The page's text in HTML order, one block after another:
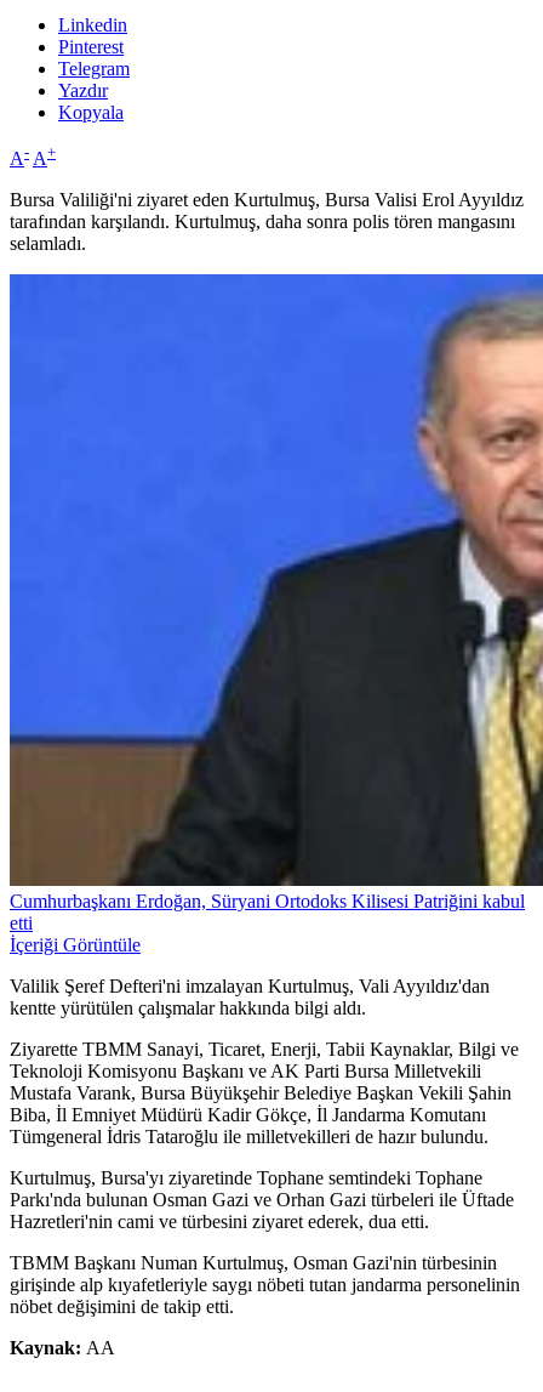
Linkedin
Pinterest
Telegram
Yazdır
Kopyala
A- A+
Bursa Valiliği'ni ziyaret eden Kurtulmuş, Bursa Valisi Erol Ayyıldız
tarafından karşılandı. Kurtulmuş, daha sonra polis tören mangasını
selamladı.
Cumhurbaşkanı Erdoğan, Süryani Ortodoks Kilisesi Patriğini kabul
etti
İçeriği Görüntüle
Valilik Şeref Defteri'ni imzalayan Kurtulmuş, Vali Ayyıldız'dan
kentte yürütülen çalışmalar hakkında bilgi aldı.
Ziyarette TBMM Sanayi, Ticaret, Enerji, Tabii Kaynaklar, Bilgi ve
Teknoloji Komisyonu Başkanı ve AK Parti Bursa Milletvekili
Mustafa Varank, Bursa Büyükşehir Belediye Başkan Vekili Şahin
Biba, İl Emniyet Müdürü Kadir Gökçe, İl Jandarma Komutanı
Tümgeneral İdris Tataroğlu ile milletvekilleri de hazır bulundu.
Kurtulmuş, Bursa'yı ziyaretinde Tophane semtindeki Tophane
Parkı'nda bulunan Osman Gazi ve Orhan Gazi türbeleri ile Üftade
Hazretleri'nin cami ve türbesini ziyaret ederek, dua etti.
TBMM Başkanı Numan Kurtulmuş, Osman Gazi'nin türbesinin
girişinde alp kıyafetleriyle saygı nöbeti tutan jandarma personelinin
nöbet değişimini de takip etti.
Kaynak: AA